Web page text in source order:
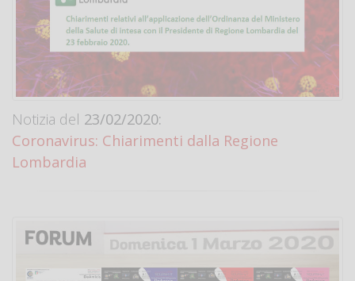
Notizia del 23/02/2020:
Coronavirus: Chiarimenti dalla Regione
Lombardia